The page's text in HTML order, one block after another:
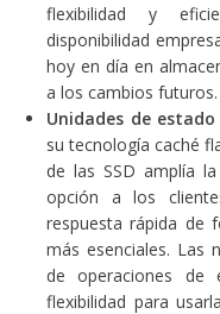
flexibilidad y
disponibilidad
hoy en día en
a los cambios futuros.
Unidades de
su tecnología caché
de las SSD amplía
opción a los
respuesta rápida de
más esenciales. Las
de operaciones
flexibilidad para